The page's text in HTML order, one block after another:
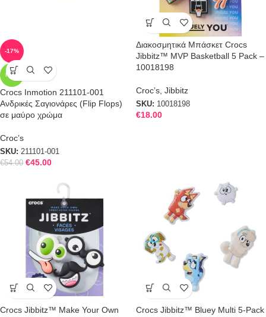
-17%
NEW
Crocs Inmotion 211101-001
Ανδρικές Σαγιονάρες (Flip Flops)
σε μαύρο χρώμα
Croc’s
SKU: 211101-001
€54.00 €45.00
Διακοσμητικά Μπάσκετ Crocs
Jibbitz™ MVP Basketball 5 Pack –
10018198
Croc’s Jibbitz
SKU: 10018198
€18.00
Crocs Jibbitz™ Make Your Own
Crocs Jibbitz™ Bluey Multi 5-Pack